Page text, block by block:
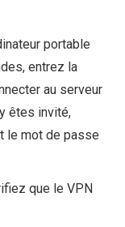
portable
entrez la
au serveur
êtes invité,
le mot de passe
que le VPN